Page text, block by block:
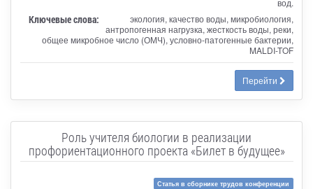
Ключевые слова:
экология, качество воды, микробиология,
антропогенная нагрузка, жесткость воды, реки,
общее микробное число (ОМЧ), условно-патогенные бактерии,
MALDI-TOF
Перейти
Роль учителя биологии в реализации
профориентационного проекта «Билет в будущее»
Статья в сборнике трудов конференции